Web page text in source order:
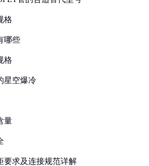
格
哪些
格
星空爆冷
量
要求及连接规范详解